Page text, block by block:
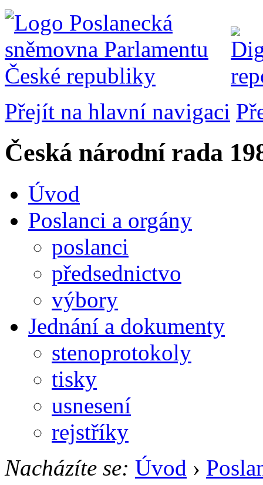
Přejít na hlavní navigaci
Česká národní rada
Úvod
Poslanci a orgány
poslanci
předsednictvo
výbory
Jednání a dokumenty
stenoprotokoly
tisky
usnesení
rejstříky
Nacházíte se: Úvod ›